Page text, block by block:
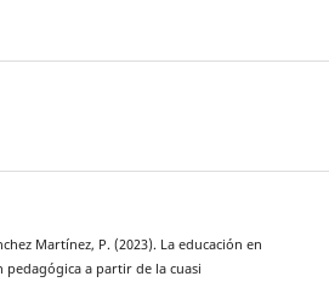
Martínez, P. (2023). La educación en
a partir de la cuasi